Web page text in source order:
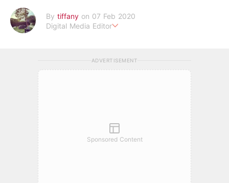
By tiffany on 07 Feb 2020
Digital Media Editor
ADVERTISEMENT
Sponsored Content